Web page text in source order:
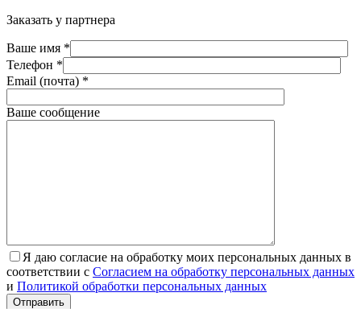
Заказать у партнера
Ваше имя *
Телефон *
Email (почта) *
Ваше сообщение
Я даю согласие на обработку моих персональных данных в
соответствии с Согласием на обработку персональных данных
и Политикой обработки персональных данных
Отправить